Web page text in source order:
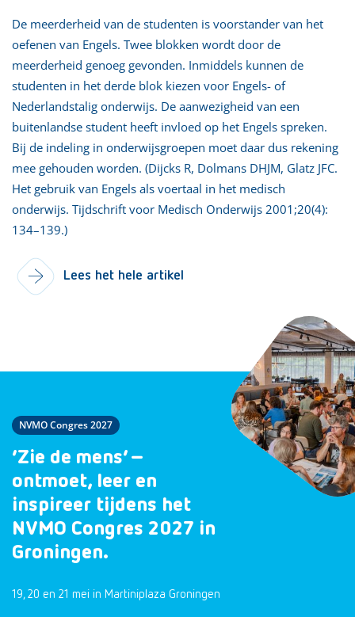
De meerderheid van de studenten is voorstander van het
oefenen van Engels. Twee blokken wordt door de
meerderheid genoeg gevonden. Inmiddels kunnen de
studenten in het derde blok kiezen voor Engels- of
Nederlandstalig onderwijs. De aanwezigheid van een
buitenlandse student heeft invloed op het Engels spreken.
Bij de indeling in onderwijsgroepen moet daar dus rekening
mee gehouden worden. (Dijcks R, Dolmans DHJM, Glatz JFC.
Het gebruik van Engels als voertaal in het medisch
onderwijs. Tijdschrift voor Medisch Onderwijs 2001;20(4):
134–139.)
Lees het hele artikel
NVMO Congres 2027
‘Zie de mens’ –
ontmoet, leer en
inspireer tijdens het
NVMO Congres 2027 in
Groningen.
19, 20 en 21 mei in Martiniplaza Groningen